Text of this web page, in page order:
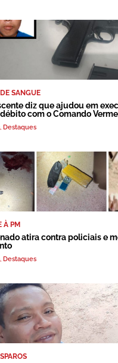
SANGUE
diz que ajudou em
com o Comando
, Destaques
À PM
atira contra policiais e
, Destaques